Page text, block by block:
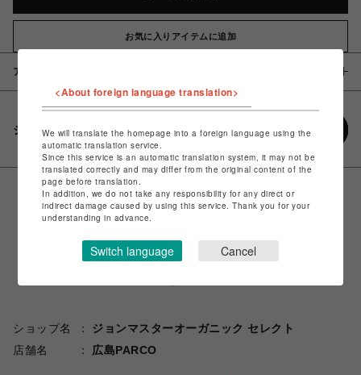
お気に入りアイテムに追加
アイテム説明 / 素材
シェアする
ショップ名
ジョンマスターオーガニック セレクト
店舗名
広島PARCO
<About foreign language translation>
We will translate the homepage into a foreign language using the
automatic translation service.
Since this service is an automatic translation system, it may not be
translated correctly and may differ from the original content of the
page before translation.
In addition, we do not take any responsibility for any direct or
indirect damage caused by using this service. Thank you for your
understanding in advance.
Switch language Cancel